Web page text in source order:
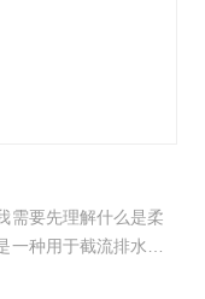
需要先理解什么是柔
种用于截流排水或